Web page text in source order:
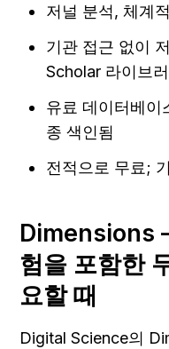
저널 분석, 체계
기관 접근 없이
Scholar 라이브
유료 데이터베이
종 색인됨
전적으로 무료;
Dimensions
험을 포함한
요할 때
Digital Science의